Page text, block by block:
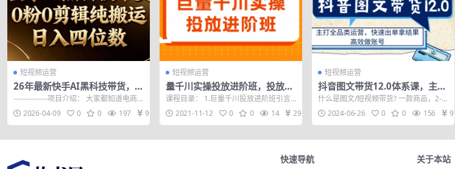
短视频运营
26年最新快手AI黑科技带货，0
粉0剪辑，纯搬运，日入四位数
--------------项目介绍： 大家都知道电商
类的项目一直都非常长期稳定...
2026-04-09 0 0 197 9.9
短视频运营
量千川实操投放进阶班，投放策
略、方案，复盘模型和数据异常
全套解决方法
课程目录： 1.巨量千川投放进阶班引言.
mp4 2.巨量千川冷启动篇.mp4 3...
2021-11-12 0 0 14 29
短视频运营
抖音图文带货12.0体系课，主打
全品类运营，快速出单拿结果，
高效做账号
什么是图文/短视频带货? 一款商品，2-3
张图片/一条视频 开通橱窗，左下角挂
小...2024-06-26 0 0 156 9.9
快速导航 关于本站